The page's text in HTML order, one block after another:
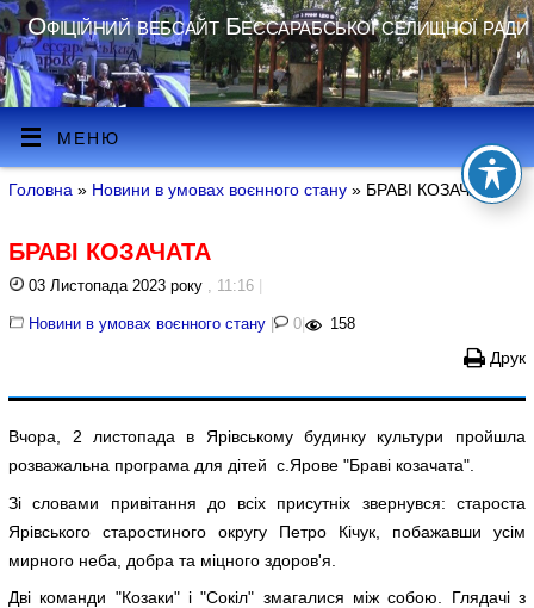
Офіційний вебсайт Бессарабської селищної ради
МЕНЮ
Головна » Новини в умовах воєнного стану » БРАВІ КОЗАЧАТА
БРАВІ КОЗАЧАТА
03 Листопада 2023 року , 11:16
Новини в умовах воєнного стану | 0 | 158
Друк
Вчора, 2 листопада в Ярівському будинку культури пройшла
розважальна програма для дітей с.Ярове "Браві козачата".
Зі словами привітання до всіх присутніх звернувся: староста
Ярівського старостиного округу Петро Кічук, побажавши усім
мирного неба, добра та міцного здоров'я.
Дві команди "Козаки" і "Сокіл" змагалися між собою. Глядачі з